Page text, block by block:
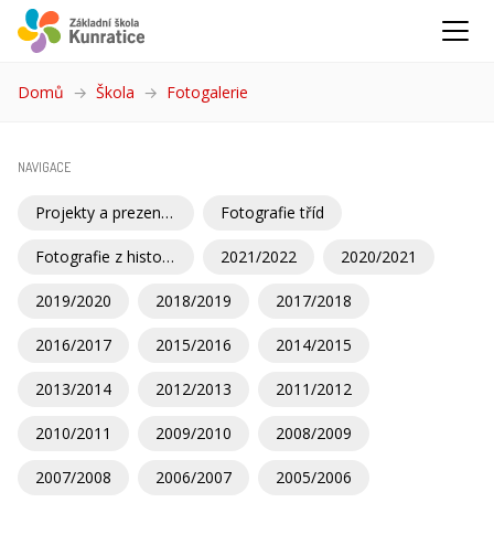
Domů Škola Fotogalerie
NAVIGACE
Projekty a prezentace školy Fotografie tříd
Fotografie z historie školy a Kunratic 2021/2022 2020/2021
2019/2020 2018/2019 2017/2018
2016/2017 2015/2016 2014/2015
2013/2014 2012/2013 2011/2012
2010/2011 2009/2010 2008/2009
2007/2008 2006/2007 2005/2006